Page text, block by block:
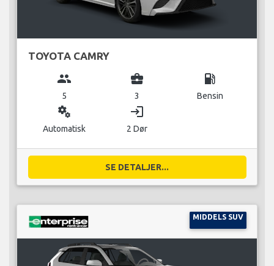
TOYOTA CAMRY
group
5
business_center
3
local_gas_station
Bensin
miscellaneous_services
Automatisk
login
2 Dør
SE DETALJER...
MIDDELS SUV